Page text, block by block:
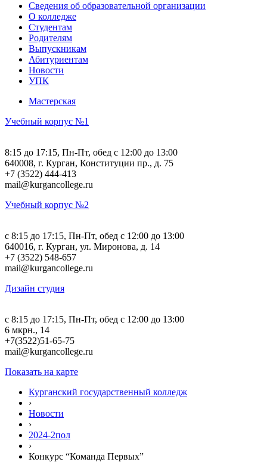
Сведения об образовательной организации
О колледже
Студентам
Родителям
Выпускникам
Абитуриентам
Новости
УПК
Мастерская
Учебный корпус №1
8:15 до 17:15, Пн-Пт, обед с 12:00 до 13:00
640008, г. Курган, Конституции пр., д. 75
+7 (3522) 444-413
mail@kurgancollege.ru
Учебный корпус №2
c 8:15 до 17:15, Пн-Пт, обед с 12:00 до 13:00
640016, г. Курган, ул. Миронова, д. 14
+7 (3522) 548-657
mail@kurgancollege.ru
Дизайн студия
c 8:15 до 17:15, Пн-Пт, обед с 12:00 до 13:00
6 мкрн., 14
+7(3522)51-65-75
mail@kurgancollege.ru
Показать на карте
Курганский государственный колледж
›
Новости
›
2024-2пол
›
Конкурс “Команда Первых”